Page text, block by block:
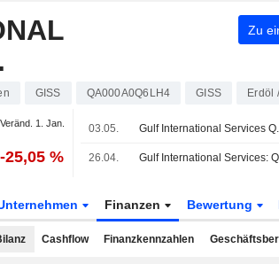
Zu
GISS QA000A0Q6LH4 GISS Erdöl
Veränd. 1. Jan.
-25,05 %
03.05.
26.04.
Finanzen Bewertung
Cashflow Finanzkennzahlen